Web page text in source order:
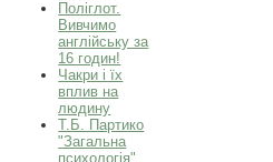
Поліглот.
Вивчимо
англійську за
16 годин!
Чакри і їх
вплив на
людину
Т.Б. Партико
"Загальна
психологія"